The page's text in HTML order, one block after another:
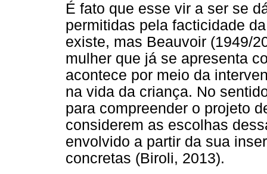
É fato que esse vir a ser se
permitidas pela facticidade
existe, mas Beauvoir (1949/
mulher que já se apresenta
acontece por meio da
na vida da criança. No
para compreender o projeto
considerem as escolhas
envolvido a partir da sua
concretas (Biroli, 2013).